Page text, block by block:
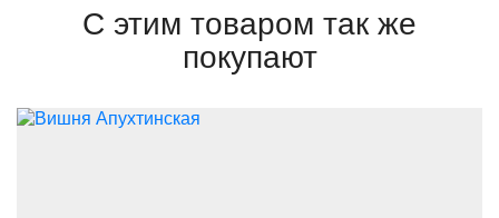
С этим товаром так же
покупают